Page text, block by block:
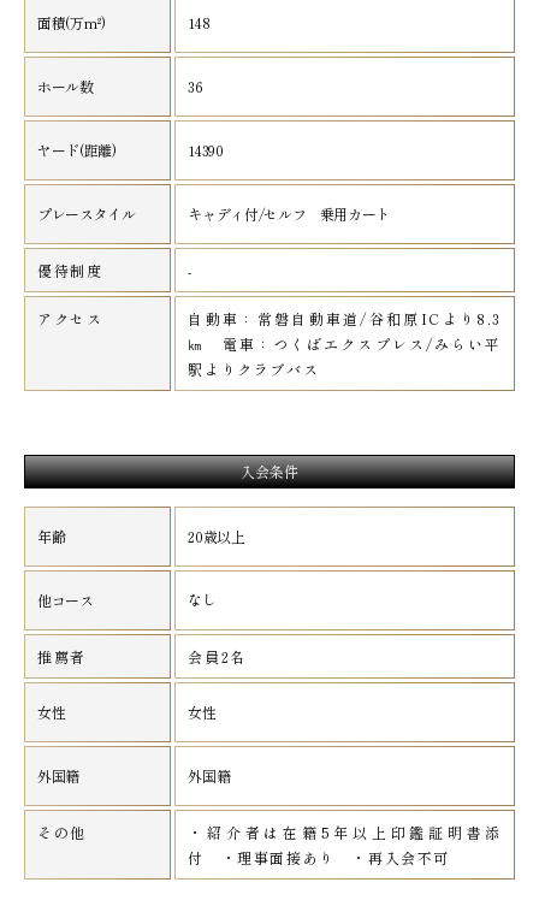
面積(万m²) 148
ホール数 36
ヤード(距離) 14390
プレースタイル キャディ付/セルフ 乗用カート
優待制度 -
アクセス
自動車：常磐自動車道/谷和原ICより8.3
㎞ 電車：つくばエクスプレス/みらい平
駅よりクラブバス
入会条件
年齢 20歳以上
他コース なし
推薦者 会員2名
女性 女性
外国籍 外国籍
その他
・紹介者は在籍5年以上印鑑証明書添
付 ・理事面接あり ・再入会不可